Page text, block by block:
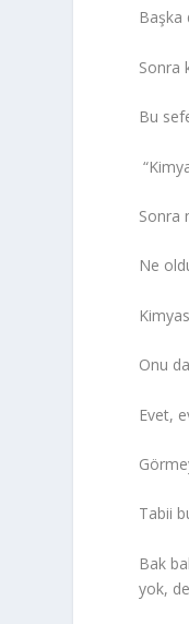
Başka
Sonra
Bu
Sonra
Ne
Onu
Evet,
Tabii
Bak
yok,